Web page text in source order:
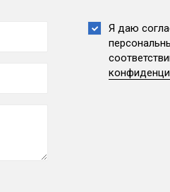
Я даю